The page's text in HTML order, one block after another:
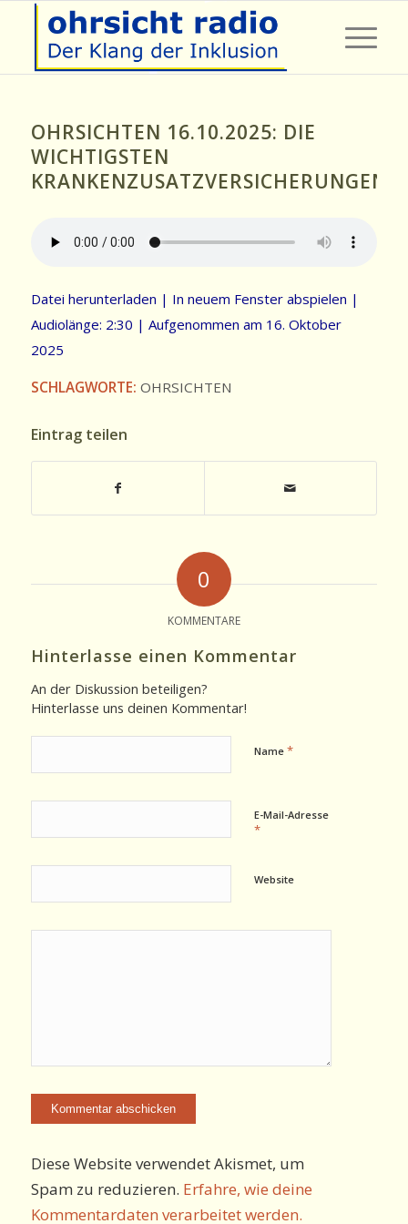
OHRSICHTEN 16.10.2025: DIE
WICHTIGSTEN
KRANKENZUSATZVERSICHERUNGEN
Datei herunterladen | In neuem Fenster abspielen |
Audiolänge: 2:30 | Aufgenommen am 16. Oktober
2025
SCHLAGWORTE: OHRSICHTEN
Eintrag teilen
0
KOMMENTARE
Hinterlasse einen Kommentar
An der Diskussion beteiligen?
Hinterlasse uns deinen Kommentar!
Name *
E-Mail-Adresse
*
Website
Diese Website verwendet Akismet, um
Spam zu reduzieren. Erfahre, wie deine
Kommentardaten verarbeitet werden.